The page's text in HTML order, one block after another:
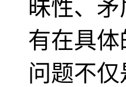
昧性、
有在具
问题不